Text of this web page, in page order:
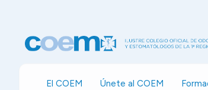
El COEM Únete al COEM